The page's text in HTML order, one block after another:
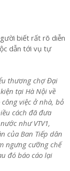
biết rất rõ diễn
dẫn tới vụ tự
thương chợ Đại
tại Hà Nội về
việc ở nhà, bỏ
cách đã đưa
như VTV1,
của Ban Tiếp dân
ngưng cưỡng chế
đó báo cáo lại